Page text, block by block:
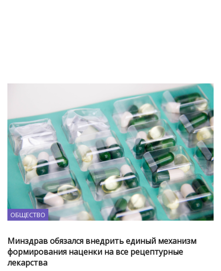
ОБЩЕСТВО
Минздрав обязался внедрить единый механизм
формирования наценки на все рецептурные
лекарства